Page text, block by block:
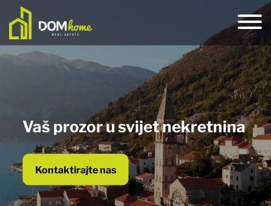
Vaš prozor u svijet nekretnina
Kontaktirajte nas